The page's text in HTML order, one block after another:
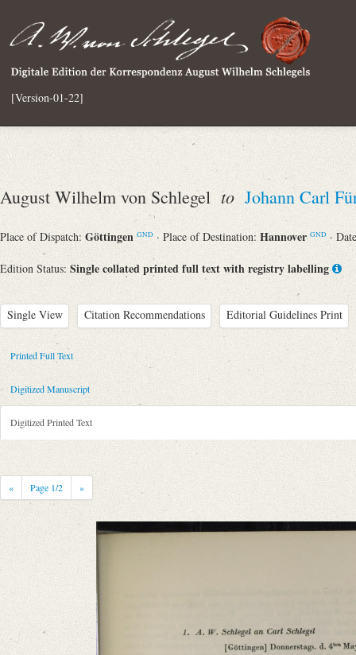
[Version-01-22]
August Wilhelm von Schlegel to Johann Carl
Place of Dispatch: Göttingen GND · Place of Destination: Hannover GND ·
Edition Status: Single collated printed full text with registry labelling
Single View Citation Recommendations Editorial Guidelines Print
Metadata Concerning Header
Sender: August Wilhelm von Schlegel
Recipient: Johann Carl Fürchtegott Schlegel
Place of Dispatch: Göttingen
Place of Destination: Hannover
Notations: Absendeort erschlossen.
Printed Text
Provider: Dresden, Sächsische Landesbibliothek - Staats- und
Bibliography: Briefe von und an August Wilhelm Schlegel.
Incipit: „[1] [Göttingen] Donnerstags. d. 4ten May 1786
Weißt Du warum ich von allen meinen Geschwistern an Dich zuerst
Printed Full Text
Digitized Manuscript
Digitized Printed Text
« Page 1/2 »